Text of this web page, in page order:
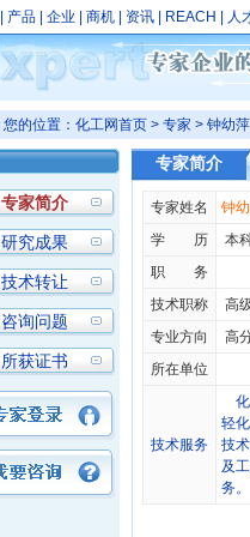
产品 企业 商机 资讯 REACH 人
您的位置： 化工网首页 > 专家 > 钟幼萍
专家简介
研究成果
技术转让
咨询问题
所获证书
专家简介
专家姓名
钟
学 历
本
职 务
技术职称
高
专业方向
高
所在单位
技术服务
化
轻
技
及
务。